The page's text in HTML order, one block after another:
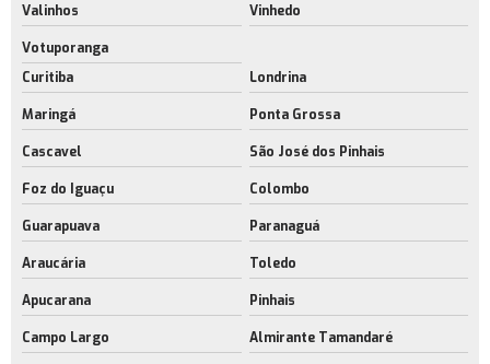
Galpões logísticos modernos rj
Empresa de galpões logísticos modernos
Valinhos Vinhedo
Votuporanga
Curitiba
Londrina
Maringá Ponta Grossa
Cascavel São José dos Pinhais
Foz do Iguaçu Colombo
Guarapuava Paranaguá
Araucária Toledo
Apucarana Pinhais
Campo Largo Almirante Tamandaré